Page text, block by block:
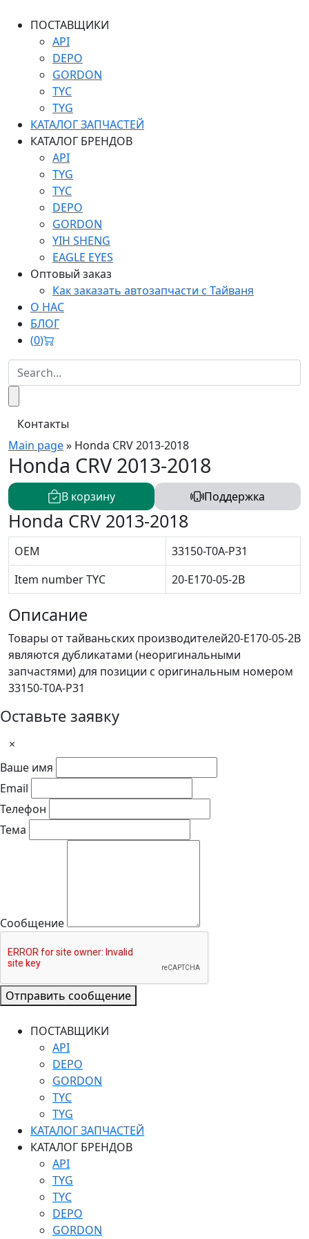
ПОСТАВЩИКИ
API
DEPO
GORDON
TYC
TYG
КАТАЛОГ ЗАПЧАСТЕЙ
КАТАЛОГ БРЕНДОВ
API
TYG
TYC
DEPO
GORDON
YIH SHENG
EAGLE EYES
Оптовый заказ
Как заказать автозапчасти с Тайваня
О НАС
БЛОГ
(0)
Контакты
Main page» Honda CRV 2013-2018
Honda CRV 2013-2018
В корзину Поддержка
Honda CRV 2013-2018
OEM
33150-T0A-P31
Item number TYC
20-E170-05-2B
Описание
Товары от тайваньских производителей20-E170-05-2B
являются дубликатами (неоригинальными
запчастями) для позиции с оригинальным номером
33150-T0A-P31
Оставьте заявку
×
Ваше имя
Email
Телефон
Тема
Сообщение
Отправить сообщение
ПОСТАВЩИКИ
API
DEPO
GORDON
TYC
TYG
КАТАЛОГ ЗАПЧАСТЕЙ
КАТАЛОГ БРЕНДОВ
API
TYG
TYC
DEPO
GORDON